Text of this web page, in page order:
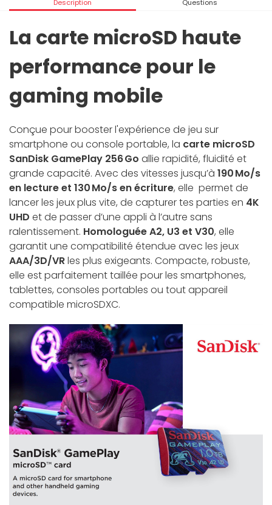
Description Questions
La carte microSD haute
performance pour le
gaming mobile
Conçue pour booster l'expérience de jeu sur
smartphone ou console portable, la carte microSD
SanDisk GamePlay 256 Go allie rapidité, fluidité et
grande capacité. Avec des vitesses jusqu’à 190 Mo/s
en lecture et 130 Mo/s en écriture, elle permet de
lancer les jeux plus vite, de capturer tes parties en 4K
UHD et de passer d’une appli à l’autre sans
ralentissement. Homologuée A2, U3 et V30, elle
garantit une compatibilité étendue avec les jeux
AAA/3D/VRles plus exigeants. Compacte, robuste,
elle est parfaitement taillée pour les smartphones,
tablettes, consoles portables ou tout appareil
compatible microSDXC.